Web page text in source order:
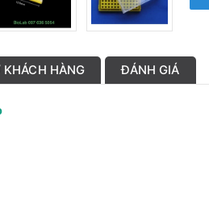
KHÁCH HÀNG ĐÁNH GIÁ